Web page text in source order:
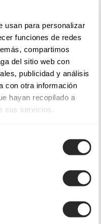
usan para personalizar
funciones de redes
compartimos
del sitio web con
publicidad y análisis
con otra información
hayan recopilado a
sus servicios.